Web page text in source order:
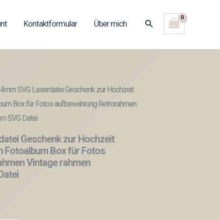
Kontaktformular Über mich Suchen
SVG Laserdatei Geschenk zur Hochzeit
Box für Fotos aufbewahrung Retrorahmen
SVG Datei
Geschenk zur Hochzeit
Fotoalbum Box für Fotos
Vintage rahmen